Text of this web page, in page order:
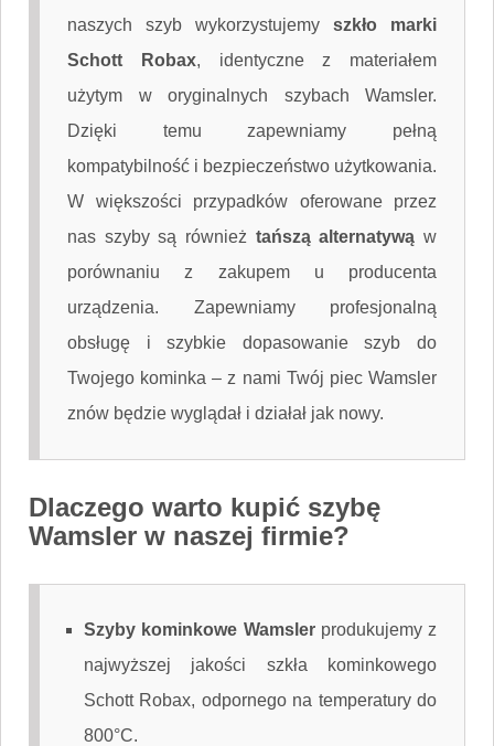
naszych szyb wykorzystujemy szkło marki
Schott Robax, identyczne z materiałem
użytym w oryginalnych szybach Wamsler.
Dzięki temu zapewniamy pełną
kompatybilność i bezpieczeństwo użytkowania.
W większości przypadków oferowane przez
nas szyby są również tańszą alternatywą w
porównaniu z zakupem u producenta
urządzenia. Zapewniamy profesjonalną
obsługę i szybkie dopasowanie szyb do
Twojego kominka – z nami Twój piec Wamsler
znów będzie wyglądał i działał jak nowy.
Dlaczego warto kupić szybę
Wamsler w naszej firmie?
Szyby kominkowe Wamslerprodukujemy z
najwyższej jakości szkła kominkowego
Schott Robax, odpornego na temperatury do
800°C.